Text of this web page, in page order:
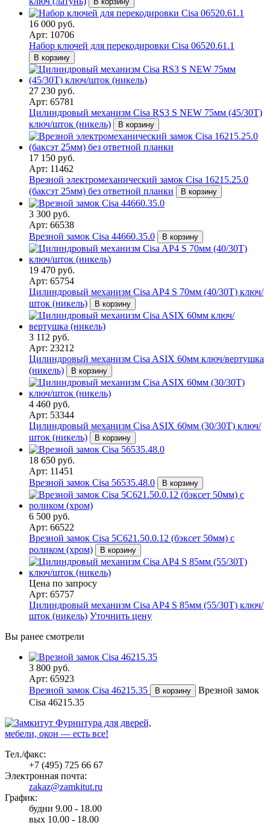
16 000 руб.
Арт: 10706
Набор ключей для перекодировки Cisa 06520.61.1
В корзину
27 230 руб.
Арт: 65781
Цилиндровый механизм Cisa RS3 S NEW 75мм (45/30T)
ключ/шток (никель)
В корзину
17 150 руб.
Арт: 11462
Врезной электромеханический замок Cisa 16215.25.0
(баксэт 25мм) без ответной планки
В корзину
3 300 руб.
Арт: 66538
Врезной замок Cisa 44660.35.0
В корзину
19 470 руб.
Арт: 65754
Цилиндровый механизм Cisa AP4 S 70мм (40/30Т) ключ/
шток (никель)
В корзину
3 112 руб.
Арт: 23212
Цилиндровый механизм Cisa ASIX 60мм ключ/вертушка
(никель)
В корзину
4 460 руб.
Арт: 53344
Цилиндровый механизм Cisa ASIX 60мм (30/30Т) ключ/
шток (никель)
В корзину
18 650 руб.
Арт: 11451
Врезной замок Cisa 56535.48.0
В корзину
6 500 руб.
Арт: 66522
Врезной замок Cisa 5С621.50.0.12 (бэксет 50мм) с
роликом (хром)
В корзину
Цена по запросу
Арт: 65757
Цилиндровый механизм Cisa AP4 S 85мм (55/30Т) ключ/
шток (никель) Уточнить цену
Вы ранее смотрели
3 800 руб.
Арт: 65923
Врезной замок Cisa 46215.35
В корзину
Врезной замок
Cisa 46215.35
Фурнитура для дверей,
мебели, окон — есть все!
Тел./факс:
+7 (495) 725 66 67
Электронная почта:
zakaz@zamkitut.ru
График:
будни 9.00 - 18.00
вых 10.00 - 18.00